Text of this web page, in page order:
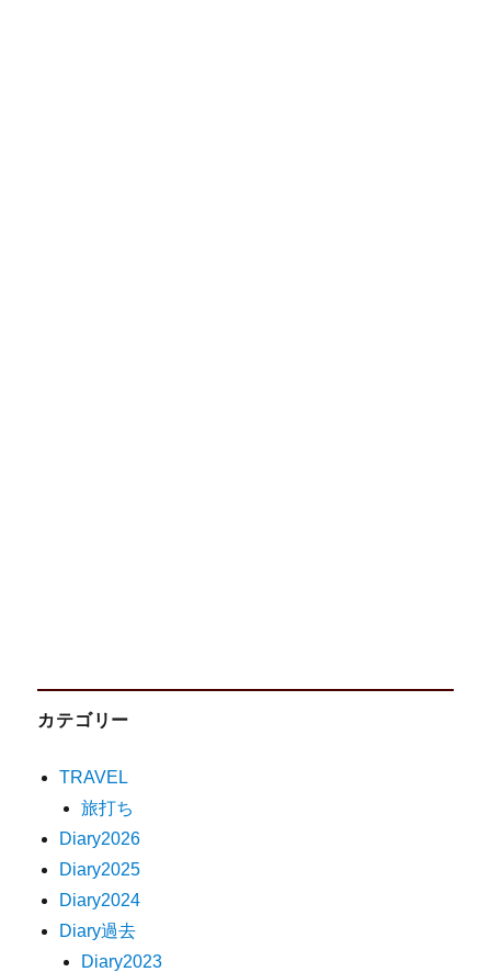
カテゴリー
TRAVEL
旅打ち
Diary2026
Diary2025
Diary2024
Diary過去
Diary2023